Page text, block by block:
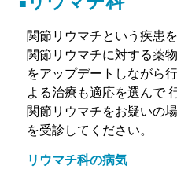
関節リウマチという疾患
関節リウマチに対する薬
をアップデートしながら
よる治療も適応を選んで
関節リウマチをお疑いの
を受診してください。
リウマチ科の病気